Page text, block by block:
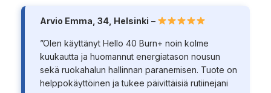
Arvio Emma, 34, Helsinki –
”Olen käyttänyt Hello 40 Burn+ noin kolme
kuukautta ja huomannut energiatason nousun
sekä ruokahalun hallinnan paranemisen. Tuote on
helppokäyttöinen ja tukee päivittäisiä rutiinejani